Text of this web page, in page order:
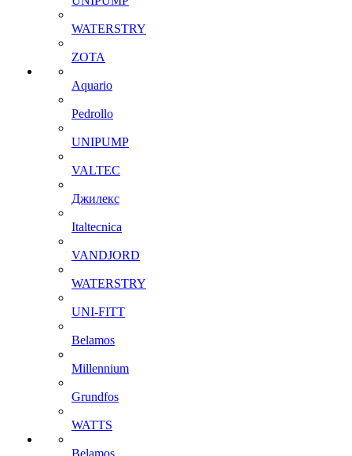
WATERSTRY
ZOTA
Aquario
Pedrollo
UNIPUMP
VALTEC
Джилекс
Italtecnica
VANDJORD
WATERSTRY
UNI-FITT
Belamos
Millennium
Grundfos
WATTS
Belamos